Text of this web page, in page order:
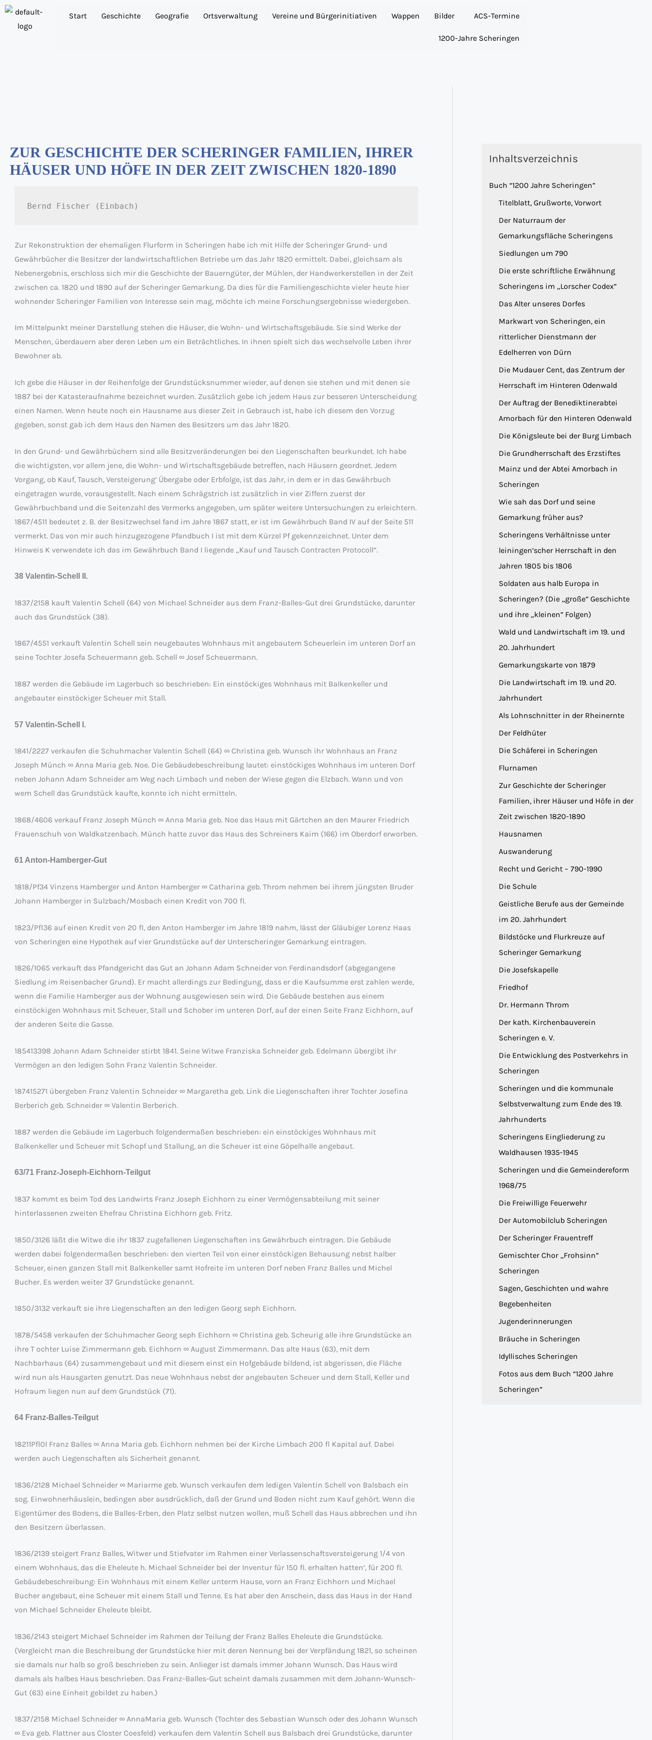
Zum
Start Geschichte Geografie Ortsverwaltung Vereine und Bürgerinitiativen Wappen Bilder ACS-Termine
1200-Jahre Scheringen
ZUR GESCHICHTE DER SCHERINGER FAMILIEN, IHRER
HÄUSER UND HÖFE IN DER ZEIT ZWISCHEN 1820-1890
Bernd Fischer (Einbach)
Zur Rekonstruktion der ehemaligen Flurform in Scheringen habe ich mit Hilfe der Scheringer Grund- und
Gewährbücher die Besitzer der landwirtschaftlichen Betriebe um das Jahr 1820 ermittelt. Dabei, gleichsam als
Nebenergebnis, erschloss sich mir die Geschichte der Bauerngüter, der Mühlen, der Handwerkerstellen in der Zeit
zwischen ca. 1820 und 1890 auf der Scheringer Gemarkung. Da dies für die Familiengeschichte vieler heute hier
wohnender Scheringer Familien von Interesse sein mag, möchte ich meine Forschungsergebnisse wiedergeben.
Im Mittelpunkt meiner Darstellung stehen die Häuser, die Wohn- und Wirtschaftsgebäude. Sie sind Werke der
Menschen, überdauern aber deren Leben um ein Beträchtliches. In ihnen spielt sich das wechselvolle Leben ihrer
Bewohner ab.
Ich gebe die Häuser in der Reihenfolge der Grundstücksnummer wieder, auf denen sie stehen und mit denen sie
1887 bei der Katasteraufnahme bezeichnet wurden. Zusätzlich gebe ich jedem Haus zur besseren Unterscheidung
einen Namen. Wenn heute noch ein Hausname aus dieser Zeit in Gebrauch ist, habe ich diesem den Vorzug
gegeben, sonst gab ich dem Haus den Namen des Besitzers um das Jahr 1820.
In den Grund- und Gewährbüchern sind alle Besitzveränderungen bei den Liegenschaften beurkundet. Ich habe
die wichtigsten, vor allem jene, die Wohn- und Wirtschaftsgebäude betreffen, nach Häusern geordnet. Jedem
Vorgang, ob Kauf, Tausch, Versteigerung‘ Übergabe oder Erbfolge, ist das Jahr, in dem er in das Gewährbuch
eingetragen wurde, vorausgestellt. Nach einem Schrägstrich ist zusätzlich in vier Ziffern zuerst der
Gewährbuchband und die Seitenzahl des Vermerks angegeben, um später weitere Untersuchungen zu erleichtern.
1867/4511 bedeutet z. B. der Besitzwechsel fand im Jahre 1867 statt, er ist im Gewährbuch Band IV auf der Seite 511
vermerkt. Das von mir auch hinzugezogene Pfandbuch I ist mit dem Kürzel Pf gekennzeichnet. Unter dem
Hinweis K verwendete ich das im Gewährbuch Band I liegende „Kauf und Tausch Contracten Protocoll“.
38 Valentin-Schell II.
1837/2158 kauft Valentin Schell (64) von Michael Schneider aus dem Franz-Balles-Gut drei Grundstücke, darunter
auch das Grundstück (38).
1867/4551 verkauft Valentin Schell sein neugebautes Wohnhaus mit angebautem Scheuerlein im unteren Dorf an
seine Tochter Josefa Scheuermann geb. Schell ∞ Josef Scheuermann.
1887 werden die Gebäude im Lagerbuch so beschrieben: Ein einstöckiges Wohnhaus mit Balkenkeller und
angebauter einstöckiger Scheuer mit Stall.
57 Valentin-Schell I.
1841/2227 verkaufen die Schuhmacher Valentin Schell (64) ∞ Christina geb. Wunsch ihr Wohnhaus an Franz
Joseph Münch ∞ Anna Maria geb. Noe. Die Gebäudebeschreibung lautet: einstöckiges Wohnhaus im unteren Dorf
neben Johann Adam Schneider am Weg nach Limbach und neben der Wiese gegen die Elzbach. Wann und von
wem Schell das Grundstück kaufte, konnte ich nicht ermitteln.
1868/4606 verkauf Franz Joseph Münch ∞ Anna Maria geb. Noe das Haus mit Gärtchen an den Maurer Friedrich
Frauenschuh von Waldkatzenbach. Münch hatte zuvor das Haus des Schreiners Kaim (166) im Oberdorf erworben.
61 Anton-Hamberger-Gut
1818/Pf34 Vinzens Hamberger und Anton Hamberger ∞ Catharina geb. Throm nehmen bei ihrem jüngsten Bruder
Johann Hamberger in Sulzbach/Mosbach einen Kredit von 700 fl.
1823/Pfl36 auf einen Kredit von 20 fl, den Anton Hamberger im Jahre 1819 nahm, lässt der Gläubiger Lorenz Haas
von Scheringen eine Hypothek auf vier Grundstücke auf der Unterscheringer Gemarkung eintragen.
1826/1065 verkauft das Pfandgericht das Gut an Johann Adam Schneider von Ferdinandsdorf (abgegangene
Siedlung im Reisenbacher Grund). Er macht allerdings zur Bedingung, dass er die Kaufsumme erst zahlen werde,
wenn die Familie Hamberger aus der Wohnung ausgewiesen sein wird. Die Gebäude bestehen aus einem
einstöckigen Wohnhaus mit Scheuer, Stall und Schober im unteren Dorf, auf der einen Seite Franz Eichhorn, auf
der anderen Seite die Gasse.
185413398 Johann Adam Schneider stirbt 1841. Seine Witwe Franziska Schneider geb. Edelmann übergibt ihr
Vermögen an den ledigen Sohn Franz Valentin Schneider.
187415271 übergeben Franz Valentin Schneider ∞ Margaretha geb. Link die Liegenschaften ihrer Tochter Josefina
Berberich geb. Schneider ∞ Valentin Berberich.
1887 werden die Gebäude im Lagerbuch folgendermaßen beschrieben: ein einstöckiges Wohnhaus mit
Balkenkeller und Scheuer mit Schopf und Stallung, an die Scheuer ist eine Göpelhalle angebaut.
63/71 Franz-Joseph-Eichhorn-Teilgut
1837 kommt es beim Tod des Landwirts Franz Joseph Eichhorn zu einer Vermögensabteilung mit seiner
hinterlassenen zweiten Ehefrau Christina Eichhorn geb. Fritz.
1850/3126 läßt die Witwe die ihr 1837 zugefallenen Liegenschaften ins Gewährbuch eintragen. Die Gebäude
werden dabei folgendermaßen beschrieben: den vierten Teil von einer einstöckigen Behausung nebst halber
Scheuer, einen ganzen Stall mit Balkenkeller samt Hofreite im unteren Dorf neben Franz Balles und Michel
Bucher. Es werden weiter 37 Grundstücke genannt.
1850/3132 verkauft sie ihre Liegenschaften an den ledigen Georg seph Eichhorn.
1878/5458 verkaufen der Schuhmacher Georg seph Eichhorn ∞ Christina geb. Scheurig alle ihre Grundstücke an
ihre T ochter Luise Zimmermann geb. Eichhorn ∞ August Zimmermann. Das alte Haus (63), mit dem
Nachbarhaus (64) zusammengebaut und mit diesem einst ein Hofgebäude bildend, ist abgerissen, die Fläche
wird nun als Hausgarten genutzt. Das neue Wohnhaus nebst der angebauten Scheuer und dem Stall, Keller und
Hofraum liegen nun auf dem Grundstück (71).
64 Franz-Balles-Teilgut
18211Pfl0l Franz Balles ∞ Anna Maria geb. Eichhorn nehmen bei der Kirche Limbach 200 fl Kapital auf. Dabei
werden auch Liegenschaften als Sicherheit genannt.
1836/2128 Michael Schneider ∞ Mariarme geb. Wunsch verkaufen dem ledigen Valentin Schell von Balsbach ein
sog. Einwohnerhäuslein, bedingen aber ausdrücklich, daß der Grund und Boden nicht zum Kauf gehört. Wenn die
Eigentümer des Bodens, die Balles-Erben, den Platz selbst nutzen wollen, muß Schell das Haus abbrechen und ihn
den Besitzern überlassen.
1836/2139 steigert Franz Balles, Witwer und Stiefvater im Rahmen einer Verlassenschaftsversteigerung 1/4 von
einem Wohnhaus, das die Eheleute h. Michael Schneider bei der Inventur für 150 fl. erhalten hatten‘, für 200 fl.
Gebäudebeschreibung: Ein Wohnhaus mit einem Keller unterm Hause, vorn an Franz Eichhorn und Michael
Bucher angebaut, eine Scheuer mit einem Stall und Tenne. Es hat aber den Anschein, dass das Haus in der Hand
von Michael Schneider Eheleute bleibt.
1836/2143 steigert Michael Schneider im Rahmen der Teilung der Franz Balles Eheleute die Grundstücke.
(Vergleicht man die Beschreibung der Grundstücke hier mit deren Nennung bei der Verpfändung 1821, so scheinen
sie damals nur halb so groß beschrieben zu sein. Anlieger ist damals immer Johann Wunsch. Das Haus wird
damals als halbes Haus beschrieben. Das Franz-Balles-Gut scheint damals zusammen mit dem Johann-Wunsch-
Gut (63) eine Einheit gebildet zu haben.)
1837/2158 Michael Schneider ∞ AnnaMaria geb. Wunsch (Tochter des Sebastian Wunsch oder des Johann Wunsch
∞ Eva geb. Flattner aus Closter Coesfeld) verkaufen dem Valentin Schell aus Balsbach drei Grundstücke, darunter
Inhaltsverzeichnis
Buch “1200 Jahre Scheringen”
Titelblatt, Grußworte, Vorwort
Der Naturraum der
Gemarkungsfläche Scheringens
Siedlungen um 790
Die erste schriftliche Erwähnung
Scheringens im „Lorscher Codex”
Das Alter unseres Dorfes
Markwart von Scheringen, ein
ritterlicher Dienstmann der
Edelherren von Dürn
Die Mudauer Cent, das Zentrum der
Herrschaft im Hinteren Odenwald
Der Auftrag der Benediktinerabtei
Amorbach für den Hinteren Odenwald
Die Königsleute bei der Burg Limbach
Die Grundherrschaft des Erzstiftes
Mainz und der Abtei Amorbach in
Scheringen
Wie sah das Dorf und seine
Gemarkung früher aus?
Scheringens Verhältnisse unter
leiningen’scher Herrschaft in den
Jahren 1805 bis 1806
Soldaten aus halb Europa in
Scheringen? (Die „große” Geschichte
und ihre „kleinen” Folgen)
Wald und Landwirtschaft im 19. und
20. Jahrhundert
Gemarkungskarte von 1879
Die Landwirtschaft im 19. und 20.
Jahrhundert
Als Lohnschnitter in der Rheinernte
Der Feldhüter
Die Schäferei in Scheringen
Flurnamen
Zur Geschichte der Scheringer
Familien, ihrer Häuser und Höfe in der
Zeit zwischen 1820-1890
Hausnamen
Auswanderung
Recht und Gericht – 790-1990
Die Schule
Geistliche Berufe aus der Gemeinde
im 20. Jahrhundert
Bildstöcke und Flurkreuze auf
Scheringer Gemarkung
Die Josefskapelle
Friedhof
Dr. Hermann Throm
Der kath. Kirchenbauverein
Scheringen e. V.
Die Entwicklung des Postverkehrs in
Scheringen
Scheringen und die kommunale
Selbstverwaltung zum Ende des 19.
Jahrhunderts
Scheringens Eingliederung zu
Waldhausen 1935-1945
Scheringen und die Gemeindereform
1968/75
Die Freiwillige Feuerwehr
Der Automobilclub Scheringen
Der Scheringer Frauentreff
Gemischter Chor „Frohsinn”
Scheringen
Sagen, Geschichten und wahre
Begebenheiten
Jugenderinnerungen
Bräuche in Scheringen
Idyllisches Scheringen
Fotos aus dem Buch “1200 Jahre
Scheringen”